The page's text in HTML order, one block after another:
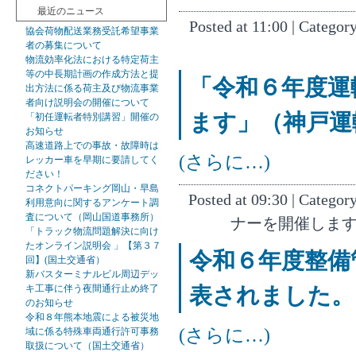
最近のニュース
協会荷物配送業務受託希望事業
者の募集について
物流効率化法における特定荷主
等の中長期計画の作成方法と提
出方法に係る荷主及び物流事業
者向け説明会の開催について
「初任運転者特別講習」開催の
お知らせ
高速道路上での事故・故障時は
レッカー車を早期に要請してく
ださい！
コネクトパーキング岡山・早島
利用意向に関するアンケート調
査について（岡山国道事務所）
「トラック物流問題解決に向け
たオンライン説明会 」【第３７
回】(国土交通省）
新バスターミナルビル周辺デッ
キ工事に伴う夜間通行止め終了
のお知らせ
令和８年熊本地震による被災地
域に係る特殊車両通行許可事務
取扱について（国土交通省）
Posted at 11:00 |
「令和６年度
ます」（神戸
(さらに…)
Posted at 09:30 |
ナーを開催しま
令和６年度整
表されました。
(さらに…)